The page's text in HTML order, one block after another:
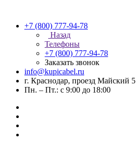
+7 (800) 777-94-78
Назад
Телефоны
+7 (800) 777-94-78
Заказать звонок
info@kupicabel.ru
г. Краснодар, проезд Майский 5
Пн. – Пт.: с 9:00 до 18:00